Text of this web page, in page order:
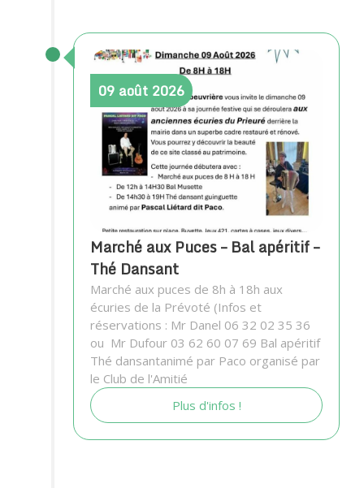
09 août 2026
Marché aux Puces – Bal apéritif –
Thé Dansant
Marché aux puces de 8h à 18h aux
écuries de la Prévoté (Infos et
réservations : Mr Danel 06 32 02 35 36
ou Mr Dufour 03 62 60 07 69 Bal apéritif
Thé dansantanimé par Paco organisé par
le Club de l'Amitié
Plus d'infos !